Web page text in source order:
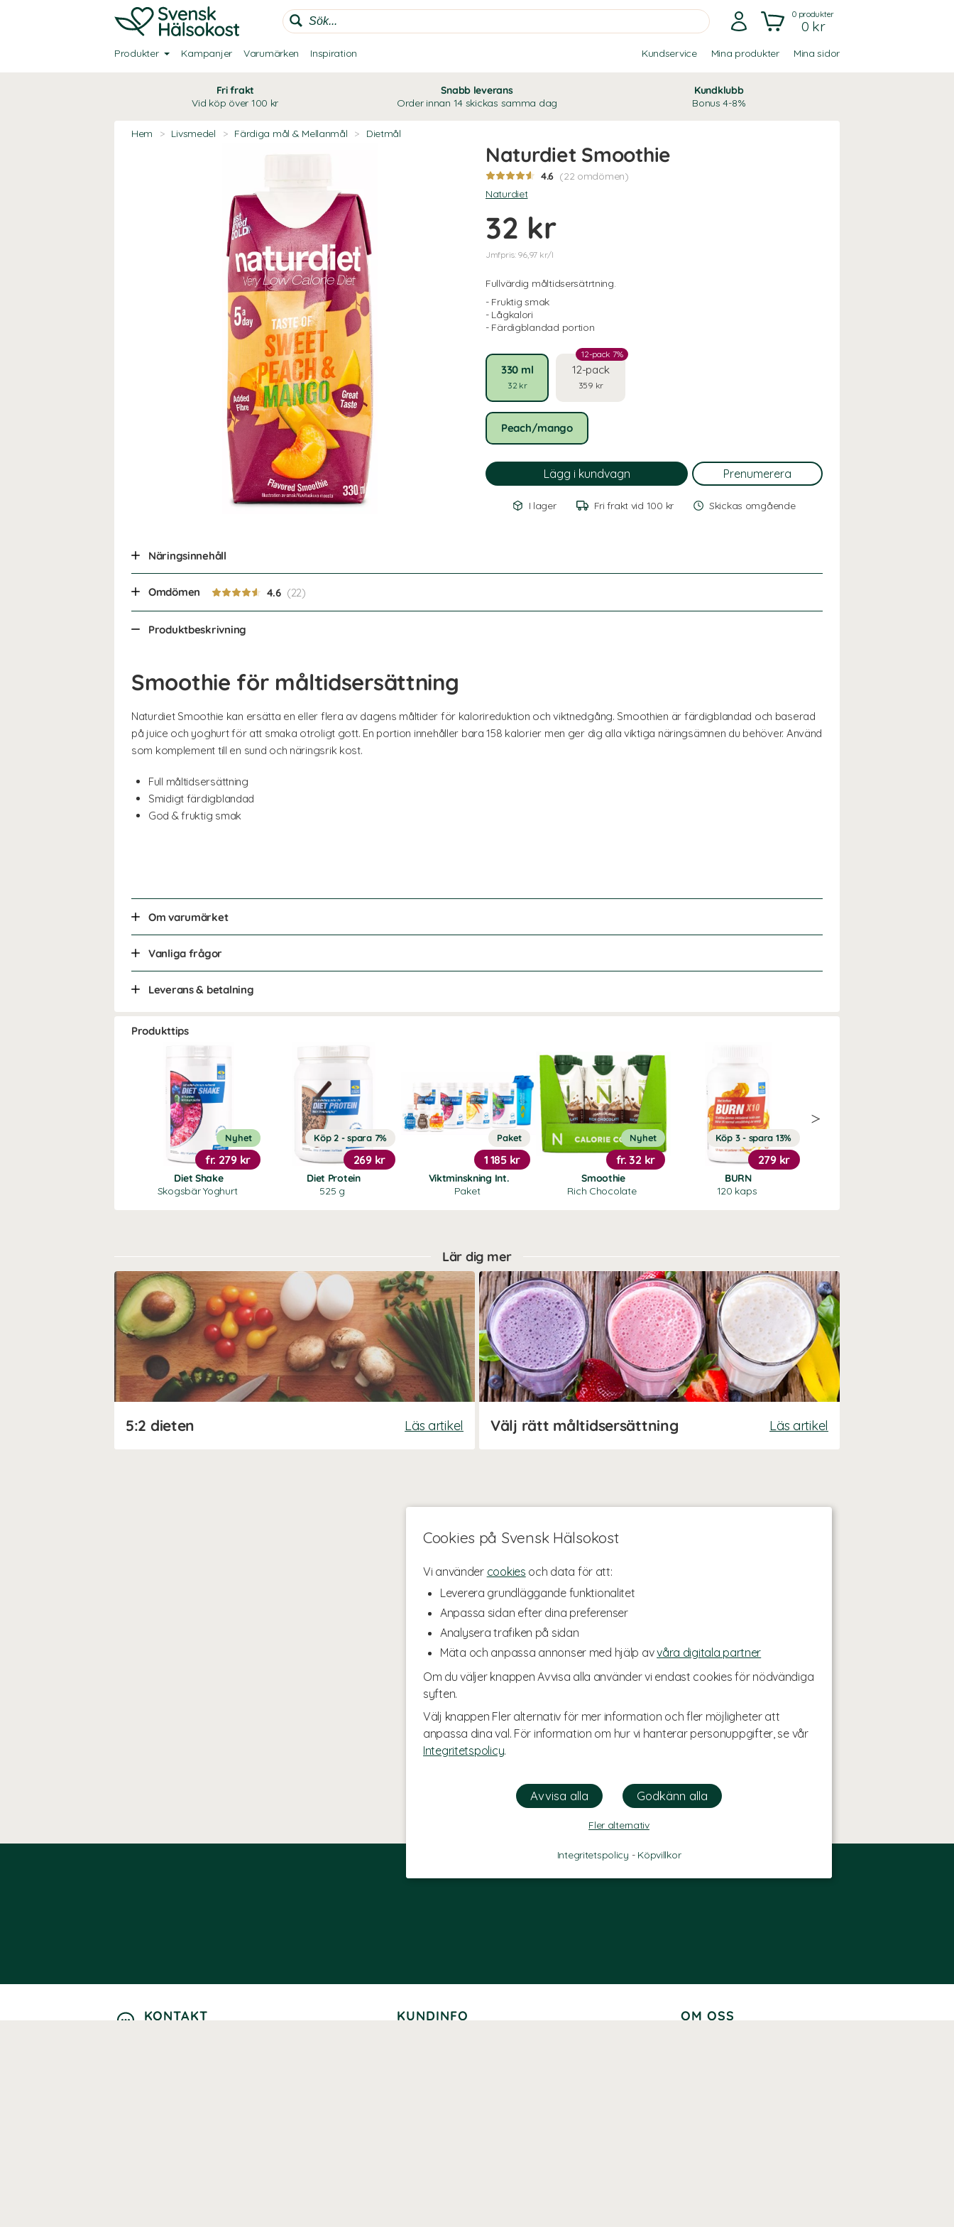
Cookies på Svensk Hälsokost
Vi använder cookies och data för att:
Leverera grundläggande funktionalitet
Anpassa sidan efter dina preferenser
Analysera trafiken på sidan
Mäta och anpassa annonser med hjälp avvåra digitala partner
Om du väljer knappen Avvisa alla använder vi endast cookies för nödvändiga
syften.
Välj knappen Fler alternativ för mer information och fler möjligheter att
anpassa dina val. För information om hur vi hanterar personuppgifter, se vår
Integritetspolicy.
Fler alternativ
Integritetspolicy - Köpvillkor
0produkter
0 kr
Produkter Kampanjer Varumärken Inspiration Kundservice Mina produkter Mina sidor
Fri frakt
Vid köp över 100 kr
Snabb leverans
Order innan 14 skickas samma dag
Kundklubb
Bonus 4-8%
Hem > Livsmedel > Färdiga mål & Mellanmål > Dietmål
Naturdiet Smoothie
4.6 (22 omdömen)
Naturdiet
32 kr
Jmfpris: 96,97 kr/l
Fullvärdig måltidsersätrtning.
- Fruktig smak
- Lågkalori
- Färdigblandad portion
330 ml
32 kr
12-pack
359 kr
12-pack 7%
Peach/mango
I lager Fri frakt vid 100 kr Skickas omgående
Näringsinnehåll
Omdömen 4.6
Produktbeskrivning
Smoothie för måltidsersättning
Naturdiet Smoothie kan ersätta en eller flera av dagens måltider för kalorireduktion och viktnedgång. Smoothien är färdigblandad och baserad
på juice och yoghurt för att smaka otroligt gott. En portion innehåller bara 158 kalorier men ger dig alla viktiga näringsämnen du behöver. Använd
som komplement till en sund och näringsrik kost.
Full måltidsersättning
Smidigt färdigblandad
God & fruktig smak
Om varumärket
Vanliga frågor
Leverans & betalning
Produkttips
Diet Shake
Skogsbär Yoghurt
Nyhet
fr. 279 kr
Diet Protein
525 g
Köp 2 - spara 7%
269 kr
Viktminskning Int.
Paket
Paket
1 185 kr
Smoothie
Rich Chocolate
Nyhet
fr.32 kr
BURN
120 kaps
Köp 3 - spara 13%
279 kr
Lär dig mer
5:2 dieten Läs artikel Välj rätt måltidsersättning Läs artikel
KONTAKT KUNDINFO OM OSS